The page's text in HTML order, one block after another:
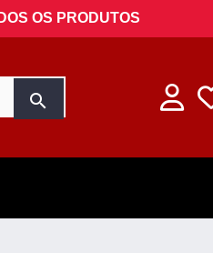
OS PRODUTOS
search